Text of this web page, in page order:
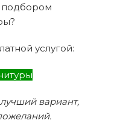
подбором
услугой:
вариант,